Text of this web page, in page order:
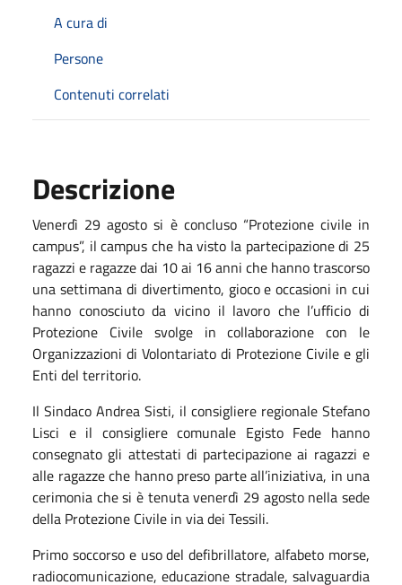
A cura di
Persone
Contenuti correlati
Descrizione
Venerdì 29 agosto si è concluso “Protezione civile in
campus”, il campus che ha visto la partecipazione di 25
ragazzi e ragazze dai 10 ai 16 anni che hanno trascorso
una settimana di divertimento, gioco e occasioni in cui
hanno conosciutoda vicino il lavoro che l’ufficio di
Protezione Civile svolge in collaborazione con le
Organizzazioni di Volontariato di Protezione Civile e gli
Enti del territorio.
Il Sindaco Andrea Sisti, il consigliere regionale Stefano
Lisci e il consigliere comunale Egisto Fede hanno
consegnato gli attestati di partecipazione ai ragazzi e
alle ragazze che hanno preso parte all’iniziativa, in una
cerimonia che si è tenuta venerdì 29 agosto nella sede
della Protezione Civile in via dei Tessili.
Primo soccorso e uso del defibrillatore, alfabeto morse,
radiocomunicazione, educazione stradale, salvaguardia